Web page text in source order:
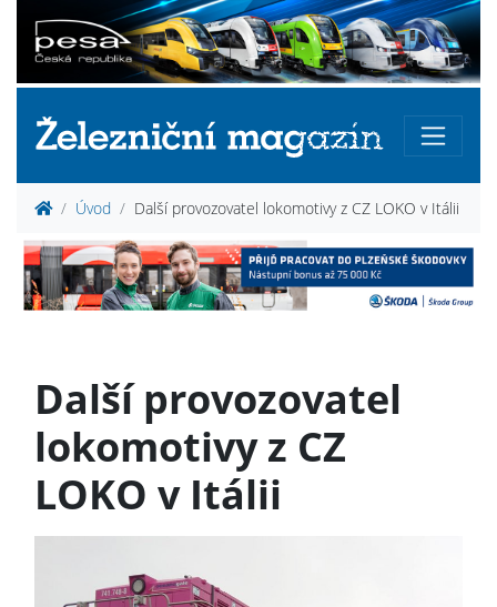
Úvod Další provozovatel lokomotivy z CZ LOKO v Itálii
Další provozovatel
lokomotivy z CZ
LOKO v Itálii